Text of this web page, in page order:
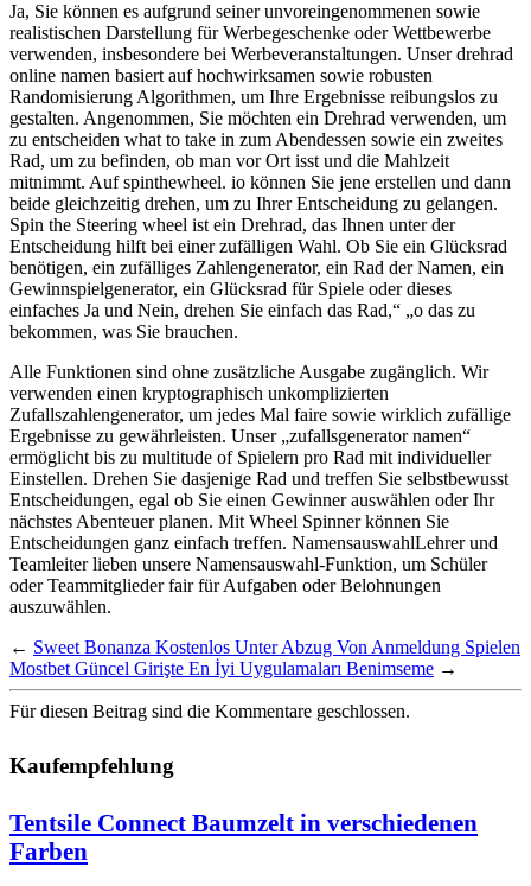
Ja, Sie können es aufgrund seiner unvoreingenommenen sowie
realistischen Darstellung für Werbegeschenke oder Wettbewerbe
verwenden, insbesondere bei Werbeveranstaltungen. Unser drehrad
online namen basiert auf hochwirksamen sowie robusten
Randomisierung Algorithmen, um Ihre Ergebnisse reibungslos zu
gestalten. Angenommen, Sie möchten ein Drehrad verwenden, um
zu entscheiden what to take in zum Abendessen sowie ein zweites
Rad, um zu befinden, ob man vor Ort isst und die Mahlzeit
mitnimmt. Auf spinthewheel. io können Sie jene erstellen und dann
beide gleichzeitig drehen, um zu Ihrer Entscheidung zu gelangen.
Spin the Steering wheel ist ein Drehrad, das Ihnen unter der
Entscheidung hilft bei einer zufälligen Wahl. Ob Sie ein Glücksrad
benötigen, ein zufälliges Zahlengenerator, ein Rad der Namen, ein
Gewinnspielgenerator, ein Glücksrad für Spiele oder dieses
einfaches Ja und Nein, drehen Sie einfach das Rad,“ „o das zu
bekommen, was Sie brauchen.
Alle Funktionen sind ohne zusätzliche Ausgabe zugänglich. Wir
verwenden einen kryptographisch unkomplizierten
Zufallszahlengenerator, um jedes Mal faire sowie wirklich zufällige
Ergebnisse zu gewährleisten. Unser „zufallsgenerator namen“
ermöglicht bis zu multitude of Spielern pro Rad mit individueller
Einstellen. Drehen Sie dasjenige Rad und treffen Sie selbstbewusst
Entscheidungen, egal ob Sie einen Gewinner auswählen oder Ihr
nächstes Abenteuer planen. Mit Wheel Spinner können Sie
Entscheidungen ganz einfach treffen. NamensauswahlLehrer und
Teamleiter lieben unsere Namensauswahl-Funktion, um Schüler
oder Teammitglieder fair für Aufgaben oder Belohnungen
auszuwählen.
← Sweet Bonanza Kostenlos Unter Abzug Von Anmeldung Spielen
Mostbet Güncel Girişte En İyi Uygulamaları Benimseme →
Für diesen Beitrag sind die Kommentare geschlossen.
Kaufempfehlung
Tentsile Connect Baumzelt in verschiedenen
Farben